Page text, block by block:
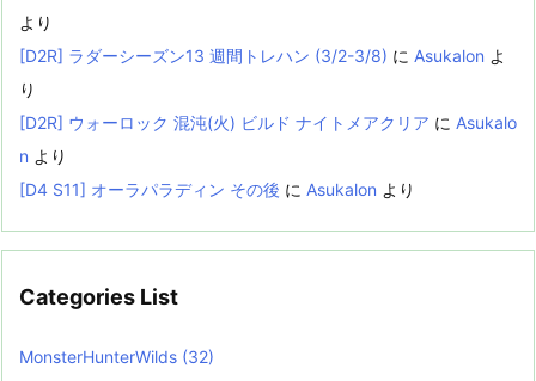
より
[D2R] ラダーシーズン13 週間トレハン (3/2-3/8) に Asukalon よ
り
[D2R] ウォーロック 混沌(火) ビルド ナイトメアクリア に Asukalo
n より
[D4 S11] オーラパラディン その後 に Asukalon より
Categories List
MonsterHunterWilds (32)